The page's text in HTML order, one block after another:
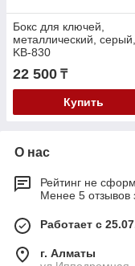
Бокс для ключей,
металлический, серый,
KB-830
22 500 ₸
Купить
О нас
Рейтинг не
Менее 5 отзывов
Работает с
г. Алматы